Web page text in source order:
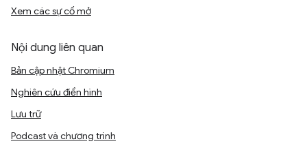
Xem các sự cố mở
Nội dung liên quan
Bản cập nhật Chromium
Nghiên cứu điển hình
Lưu trữ
Podcast và chương trình